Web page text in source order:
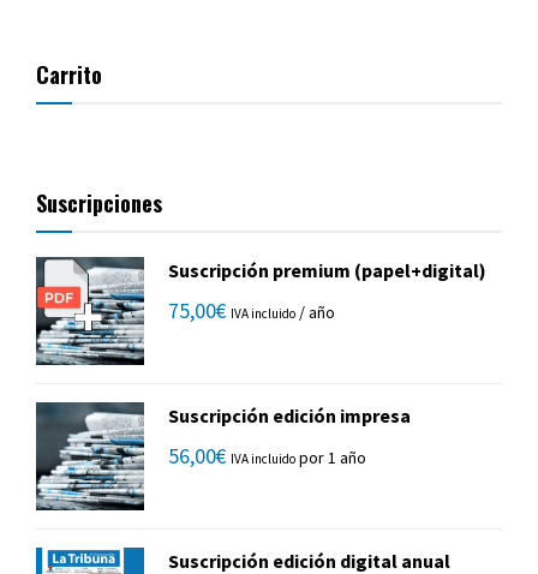
Carrito
Suscripciones
Suscripción premium (papel+digital)
75,00€ IVA incluido / año
Suscripción edición impresa
56,00€ IVA incluido por 1 año
Suscripción edición digital anual